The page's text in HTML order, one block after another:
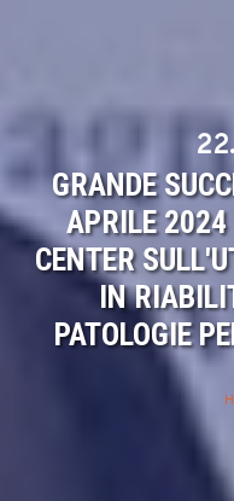
GRANDE
APRILE 2024
CENTER
IN
PATOLOGIE